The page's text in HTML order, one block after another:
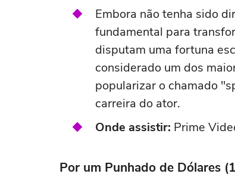
Embora não tenha sido
fundamental para
disputam uma fortuna
considerado um dos
popularizar o chamado
carreira do ator.
Onde assistir: Prime
Por um Punhado de Dólares